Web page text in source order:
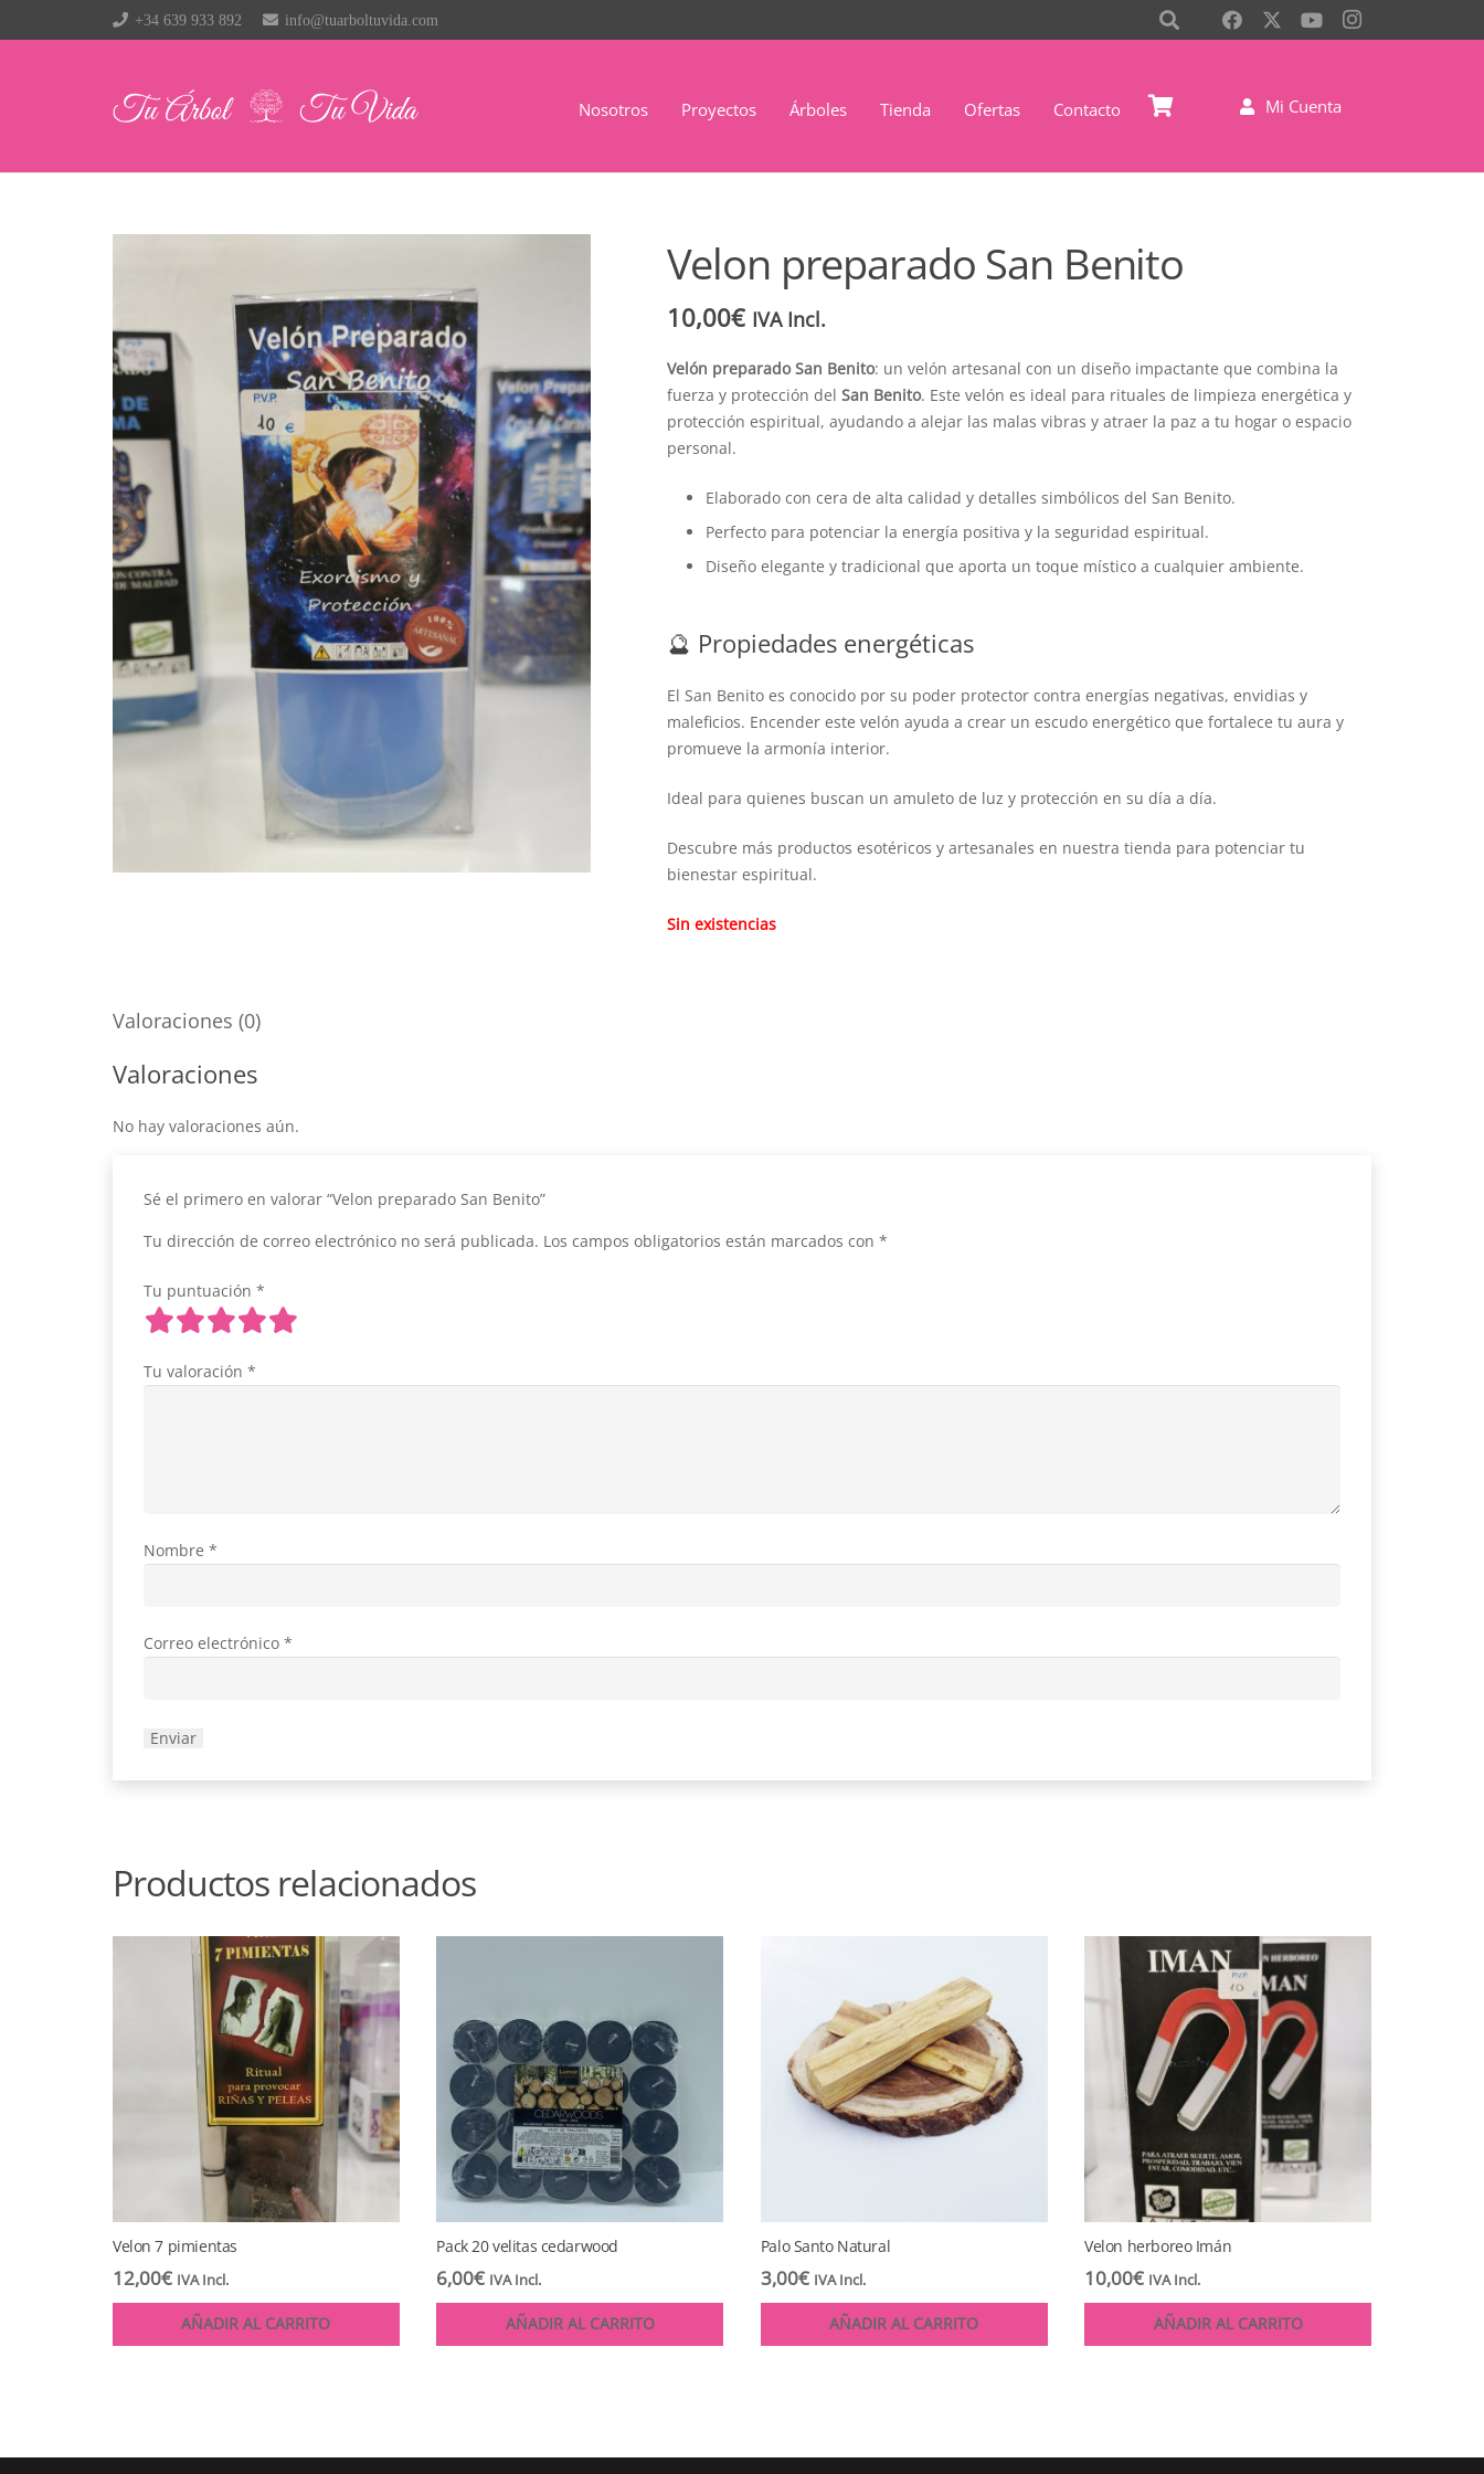
+34 639 933 892 info@tuarboltuvida.com
Nosotros Proyectos Árboles Tienda Ofertas Contacto Mi Cuenta
Velon preparado San Benito
10,00€ IVA Incl.
Velón preparado San Benito: un velón artesanal con un diseño impactante que combina la
fuerza y protección del San Benito. Este velón es ideal para rituales de limpieza energética y
protección espiritual, ayudando a alejar las malas vibras y atraer la paz a tu hogar o espacio
personal.
Elaborado con cera de alta calidad y detalles simbólicos del San Benito.
Perfecto para potenciar la energía positiva y la seguridad espiritual.
Diseño elegante y tradicional que aporta un toque místico a cualquier ambiente.
🔮 Propiedades energéticas
El San Benito es conocido por su poder protector contra energías negativas, envidias y
maleficios. Encender este velón ayuda a crear un escudo energético que fortalece tu aura y
promueve la armonía interior.
Ideal para quienes buscan un amuleto de luz y protección en su día a día.
Descubre más productos esotéricos y artesanales en nuestra tienda para potenciar tu
bienestar espiritual.
Sin existencias
Valoraciones (0)
Valoraciones
No hay valoraciones aún.
Sé el primero en valorar “Velon preparado San Benito”
Tu dirección de correo electrónico no será publicada. Los campos obligatorios están marcados con *
Tu puntuación *
Tu valoración *
Nombre *
Correo electrónico *
Productos relacionados
Velon 7 pimientas
12,00€ IVA Incl.
AÑADIR AL CARRITO
Pack 20 velitas cedarwood
6,00€ IVA Incl.
AÑADIR AL CARRITO
Palo Santo Natural
3,00€ IVA Incl.
AÑADIR AL CARRITO
Velon herboreo Imán
10,00€ IVA Incl.
AÑADIR AL CARRITO